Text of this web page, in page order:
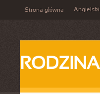
Strona główna Angielski
RODZINA